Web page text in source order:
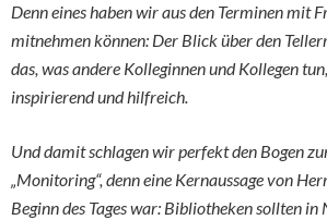
Denn eines haben wir aus den Terminen mit
mitnehmen können: Der Blick über den
das, was andere Kolleginnen und Kollegen
inspirierend und hilfreich.
Und damit schlagen wir perfekt den Bogen
„Monitoring“, denn eine Kernaussage von
Beginn des Tages war: Bibliotheken sollten in